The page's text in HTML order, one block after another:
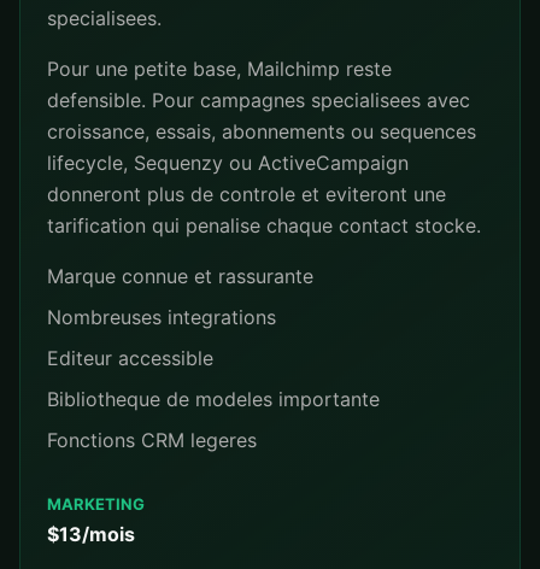
specialisees.
Pour une petite base, Mailchimp reste
defensible. Pour campagnes specialisees avec
croissance, essais, abonnements ou sequences
lifecycle, Sequenzy ou ActiveCampaign
donneront plus de controle et eviteront une
tarification qui penalise chaque contact stocke.
Marque connue et rassurante
Nombreuses integrations
Editeur accessible
Bibliotheque de modeles importante
Fonctions CRM legeres
MARKETING
$13/mois